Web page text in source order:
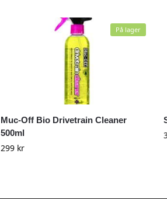
Muc-Off Bio Drivetrain Cleaner
500ml
299 kr
På lager